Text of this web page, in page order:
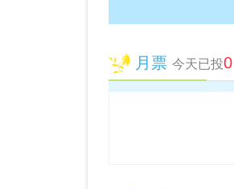
月票 今天已投0